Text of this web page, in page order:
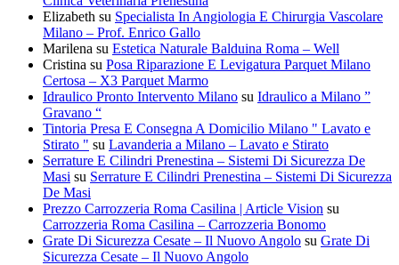
Elizabeth su Specialista In Angiologia E Chirurgia Vascolare
Milano – Prof. Enrico Gallo
Marilena su Estetica Naturale Balduina Roma – Well
Cristina su Posa Riparazione E Levigatura Parquet Milano
Certosa – X3 Parquet Marmo
Idraulico Pronto Intervento Milano su Idraulico a Milano ”
Gravano “
Tintoria Presa E Consegna A Domicilio Milano " Lavato e
Stirato " su Lavanderia a Milano – Lavato e Stirato
Serrature E Cilindri Prenestina – Sistemi Di Sicurezza De
Masi su Serrature E Cilindri Prenestina – Sistemi Di Sicurezza
De Masi
Prezzo Carrozzeria Roma Casilina | Article Vision su
Carrozzeria Roma Casilina – Carrozzeria Bonomo
Grate Di Sicurezza Cesate – Il Nuovo Angolo su Grate Di
Sicurezza Cesate – Il Nuovo Angolo